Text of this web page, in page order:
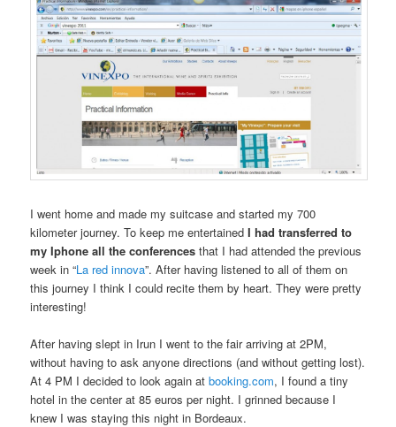
I went home and made my suitcase and started my 700
kilometer journey. To keep me entertainedI had transferred to
my Iphone all the conferences that I had attended the previous
week in “La red innova”. After having listened to all of them on
this journey I think I could recite them by heart. They were pretty
interesting!
After having slept in Irun I went to the fair arriving at 2PM,
without having to ask anyone directions (and without getting lost).
At 4 PM I decided to look again atbooking.com, I found a tiny
hotel in the center at 85 euros per night. I grinned because I
knew I was staying this night in Bordeaux.